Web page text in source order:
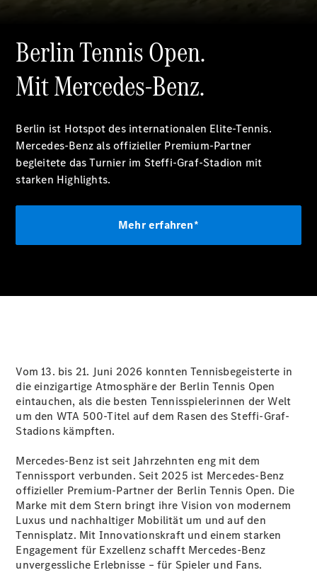
S-Klasse
S-Klasse
Mercedes-
Maybach
Neu
Konfigurator
Probefahrt
Mercedes-
EQE
SUV
Elektrisch
EQS
SUV
Elektrisch
Mercedes-
Maybach
EQS SUV
GLA
GLA
Elektrisch
GLA Neu
GLB
GLB
GLC
Elektrisch
GLC
Berlin Tennis Open.
Mit Mercedes-Benz.
Berlin ist Hotspot des internationalen Elite-Tennis.
Mercedes-Benz als offizieller Premium-Partner
begleitete das Turnier im Steffi-Graf-Stadion mit
starken Highlights.
Mehr erfahren*
Vom 13. bis 21. Juni 2026 konnten Tennisbegeisterte in
die einzigartige Atmosphäre der Berlin Tennis Open
eintauchen, als die besten Tennisspielerinnen der Welt
um den WTA 500-Titel auf dem Rasen des Steffi-Graf-
Stadions kämpften.
Mercedes-Benz ist seit Jahrzehnten eng mit dem
Tennissport verbunden. Seit 2025 ist Mercedes-Benz
offizieller Premium-Partner der Berlin Tennis Open. Die
Marke mit dem Stern bringt ihre Vision von modernem
Luxus und nachhaltiger Mobilität um und auf den
Tennisplatz. Mit Innovationskraft und einem starken
Engagement für Exzellenz schafft Mercedes-Benz
unvergessliche Erlebnisse – für Spieler und Fans.